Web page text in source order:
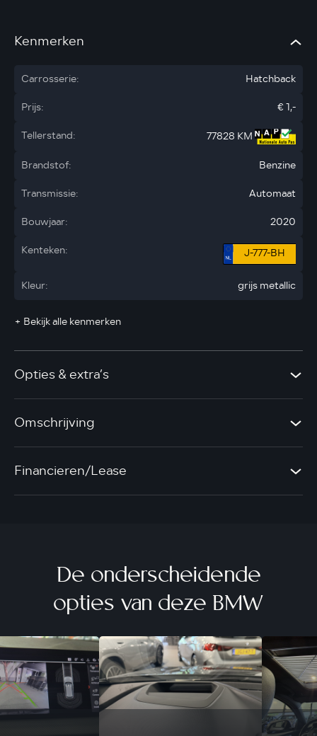
Kenmerken
Carrosserie:
Hatchback
Prijs:
€ 1,-
Tellerstand:
77828 KM
Brandstof:
Benzine
Transmissie:
Automaat
Bouwjaar:
2020
Kenteken:
J-777-BH
Kleur: grijs metallic
+ Bekijk alle kenmerken
Opties & extra’s
Omschrijving
Financieren/Lease
De onderscheidende
opties van deze BMW